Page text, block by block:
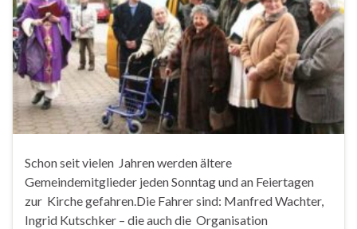
Schon seit vielen Jahren werden ältere
Gemeindemitglieder jeden Sonntag und an Feiertagen
zur Kirche gefahren.Die Fahrer sind: Manfred Wachter,
Ingrid Kutschker – die auch die Organisation